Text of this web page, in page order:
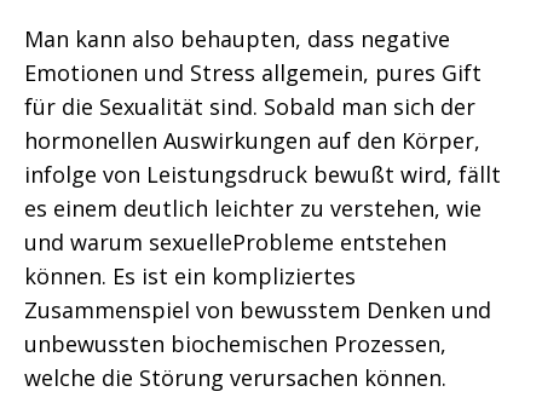
Man kann also behaupten, dass negative
Emotionen und Stress allgemein, pures Gift
für die Sexualität sind. Sobald man sich der
hormonellen Auswirkungen auf den Körper,
infolge von Leistungsdruck bewußt wird, fällt
es einem deutlich leichter zu verstehen, wie
und warum sexuelleProbleme entstehen
können. Es ist ein kompliziertes
Zusammenspiel von bewusstem Denken und
unbewussten biochemischen Prozessen,
welche die Störung verursachen können.